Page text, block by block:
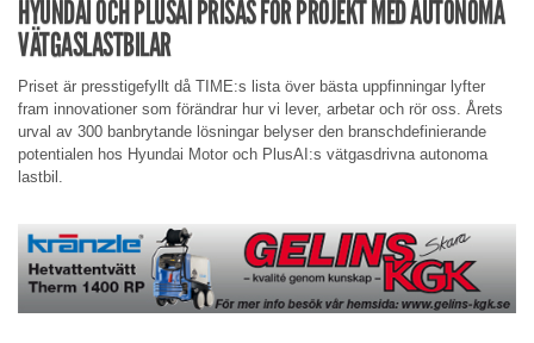
HYUNDAI OCH PLUSAI PRISAS FÖR PROJEKT MED AUTONOMA
VÄTGASLASTBILAR
Priset är presstigefyllt då TIME:s lista över bästa uppfinningar lyfter
fram innovationer som förändrar hur vi lever, arbetar och rör oss. Årets
urval av 300 banbrytande lösningar belyser den branschdefinierande
potentialen hos Hyundai Motor och PlusAI:s vätgasdrivna autonoma
lastbil.